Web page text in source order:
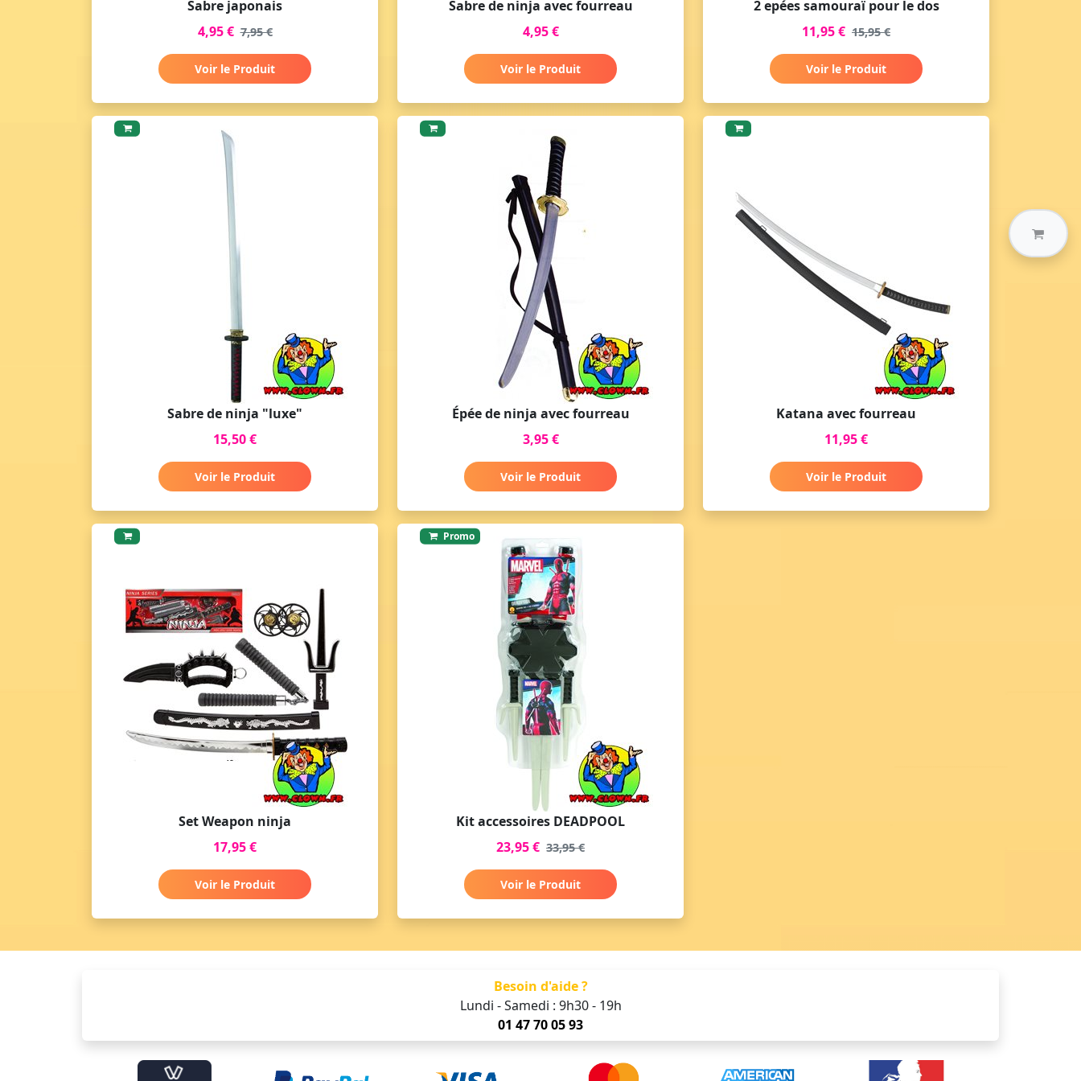
Sabre japonais
4,95 € 7,95 €
Voir le Produit
Sabre de ninja avec fourreau
4,95 €
Voir le Produit
2 epées samouraï pour le dos
11,95 € 15,95 €
Voir le Produit
Sabre de ninja "luxe"
15,50 €
Voir le Produit
Épée de ninja avec fourreau
3,95 €
Voir le Produit
Katana avec fourreau
11,95 €
Voir le Produit
Set Weapon ninja
17,95 €
Voir le Produit
Promo
Kit accessoires DEADPOOL
23,95 € 33,95 €
Voir le Produit
Besoin d'aide ?
Lundi - Samedi : 9h30 - 19h
01 47 70 05 93